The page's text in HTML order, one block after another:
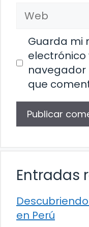
Web
Guarda mi
electrónico
navegador
que
Entradas
en Perú